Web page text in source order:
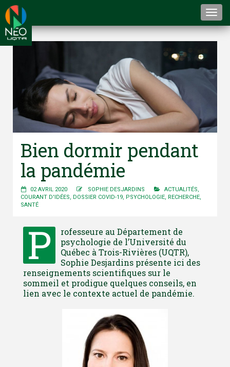
Bien dormir pendant
la pandémie
02 AVRIL 2020 SOPHIE DESJARDINS ACTUALITÉS,
COURANT D'IDÉES, DOSSIER COVID-19, PSYCHOLOGIE, RECHERCHE,
SANTÉ
P
rofesseure au Département de
psychologie de l’Université du
Québec à Trois-Rivières (UQTR),
Sophie Desjardins présente ici des
renseignements scientifiques sur le
sommeil et prodigue quelques conseils, en
lien avec le contexte actuel de pandémie.